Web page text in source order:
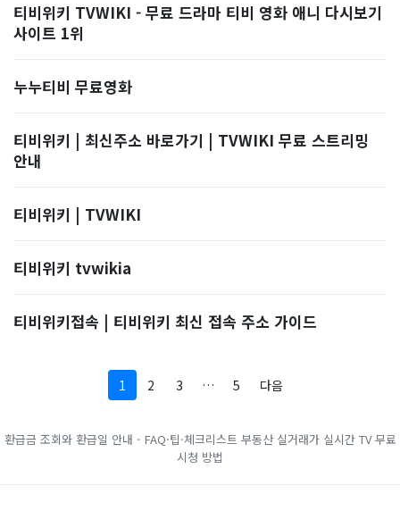
티비위키 TVWIKI - 무료 드라마 티비 영화 애니 다시보기
사이트 1위
누누티비 무료영화
티비위키 | 최신주소 바로가기 | TVWIKI 무료 스트리밍
안내
티비위키 | TVWIKI
티비위키 tvwikia
티비위키접속 | 티비위키 최신 접속 주소 가이드
1 2 3 … 5 다음
환급금 조회와 환급일 안내 - FAQ·팁·체크리스트 부동산 실거래가 실시간 TV 무료
시청 방법